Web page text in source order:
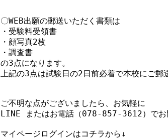
〇WEB出願の郵送いただく書類は
・受験料受領書
・顔写真2枚
・調査書
の3点になります。
上記の3点は試験日の2日前必着で本校にご
ご不明な点がございましたら、お気軽に
LINE またはお電話（078-857-3612）でお